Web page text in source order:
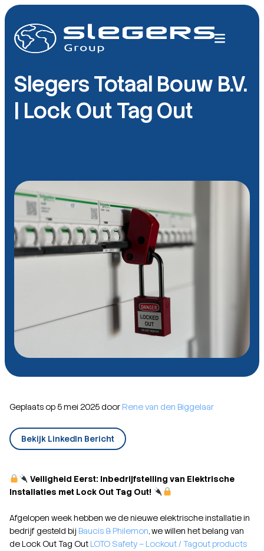
Slegers Totaal Bouw B.V.
| Lock Out Tag Out
Geplaats op 5 mei 2025 door Rene van den Biggelaar
Bekijk LinkedIn Bericht
Veiligheid Eerst: Inbedrijfstelling van Elektrische
Installaties met Lock Out Tag Out!
Afgelopen week hebben we de nieuwe elektrische installatie in
bedrijf gesteld bij Baucis & Philemon, we willen het belang van
de Lock Out Tag Out LOTO Safety – Lockout / Tagout products